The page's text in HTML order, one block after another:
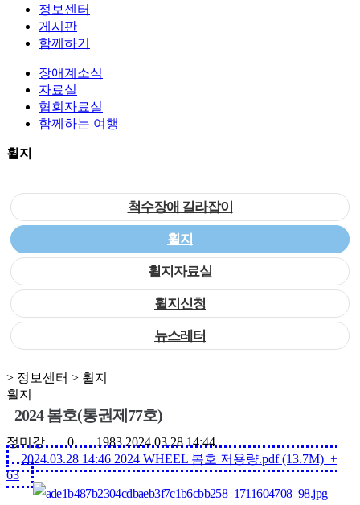
정보센터
게시판
함께하기
장애계소식
자료실
협회자료실
함께하는 여행
휠지
척수장애 길라잡이
휠지
휠지자료실
휠지신청
뉴스레터
> 정보센터 > 휠지
휠지
2024 봄호(통권제77호)
정미강 0 1983 2024.03.28 14:44
2024.03.28 14:46 2024 WHEEL 봄호 저용량.pdf (13.7M) +
63